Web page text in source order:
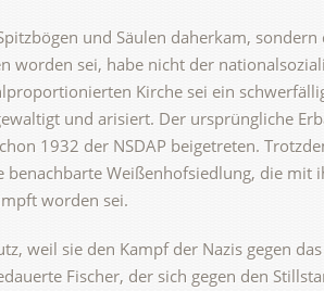
und Säulen daherkam, sondern
worden sei, habe nicht der
Kirche sei ein
und arisiert. Der ursprüngliche
1932 der NSDAP beigetreten.
Weißenhofsiedlung, die mit
worden sei.
weil sie den Kampf der Nazis gegen
Fischer, der sich gegen den